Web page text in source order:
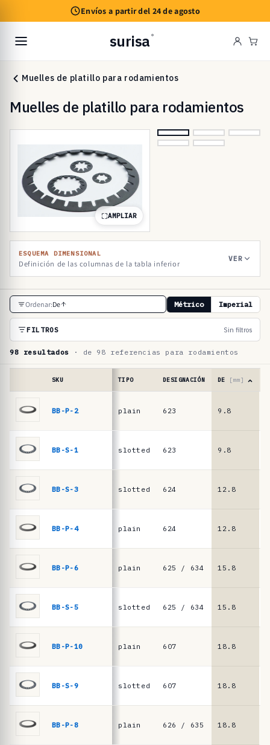
al contenido
Envíos a partir del 24 de agosto
surisa ®
Muelles de platillo para rodamientos
Muelles de platillo para rodamientos
AMPLIAR
ESQUEMA DIMENSIONAL
Definición de las columnas de la tabla inferior
VER
T
a
l
a
e
e
n
i
m
e
Ordenar:De Métrico Imperial
FILTROS Sin filtros
98 resultados · de 98 referencias para rodamientos
muelles
platillo
para
rodamientos
SKU TIPO DESIGNACIÓN DE [mm]
BB-P-2 plain 623 9.8
BB-S-1 slotted 623 9.8
BB-S-3 slotted 624 12.8
BB-P-4 plain 624 12.8
BB-P-6 plain 625 / 634 15.8
BB-S-5 slotted 625 / 634 15.8
BB-P-10 plain 607 18.8
BB-S-9 slotted 607 18.8
BB-P-8 plain 626 / 635 18.8